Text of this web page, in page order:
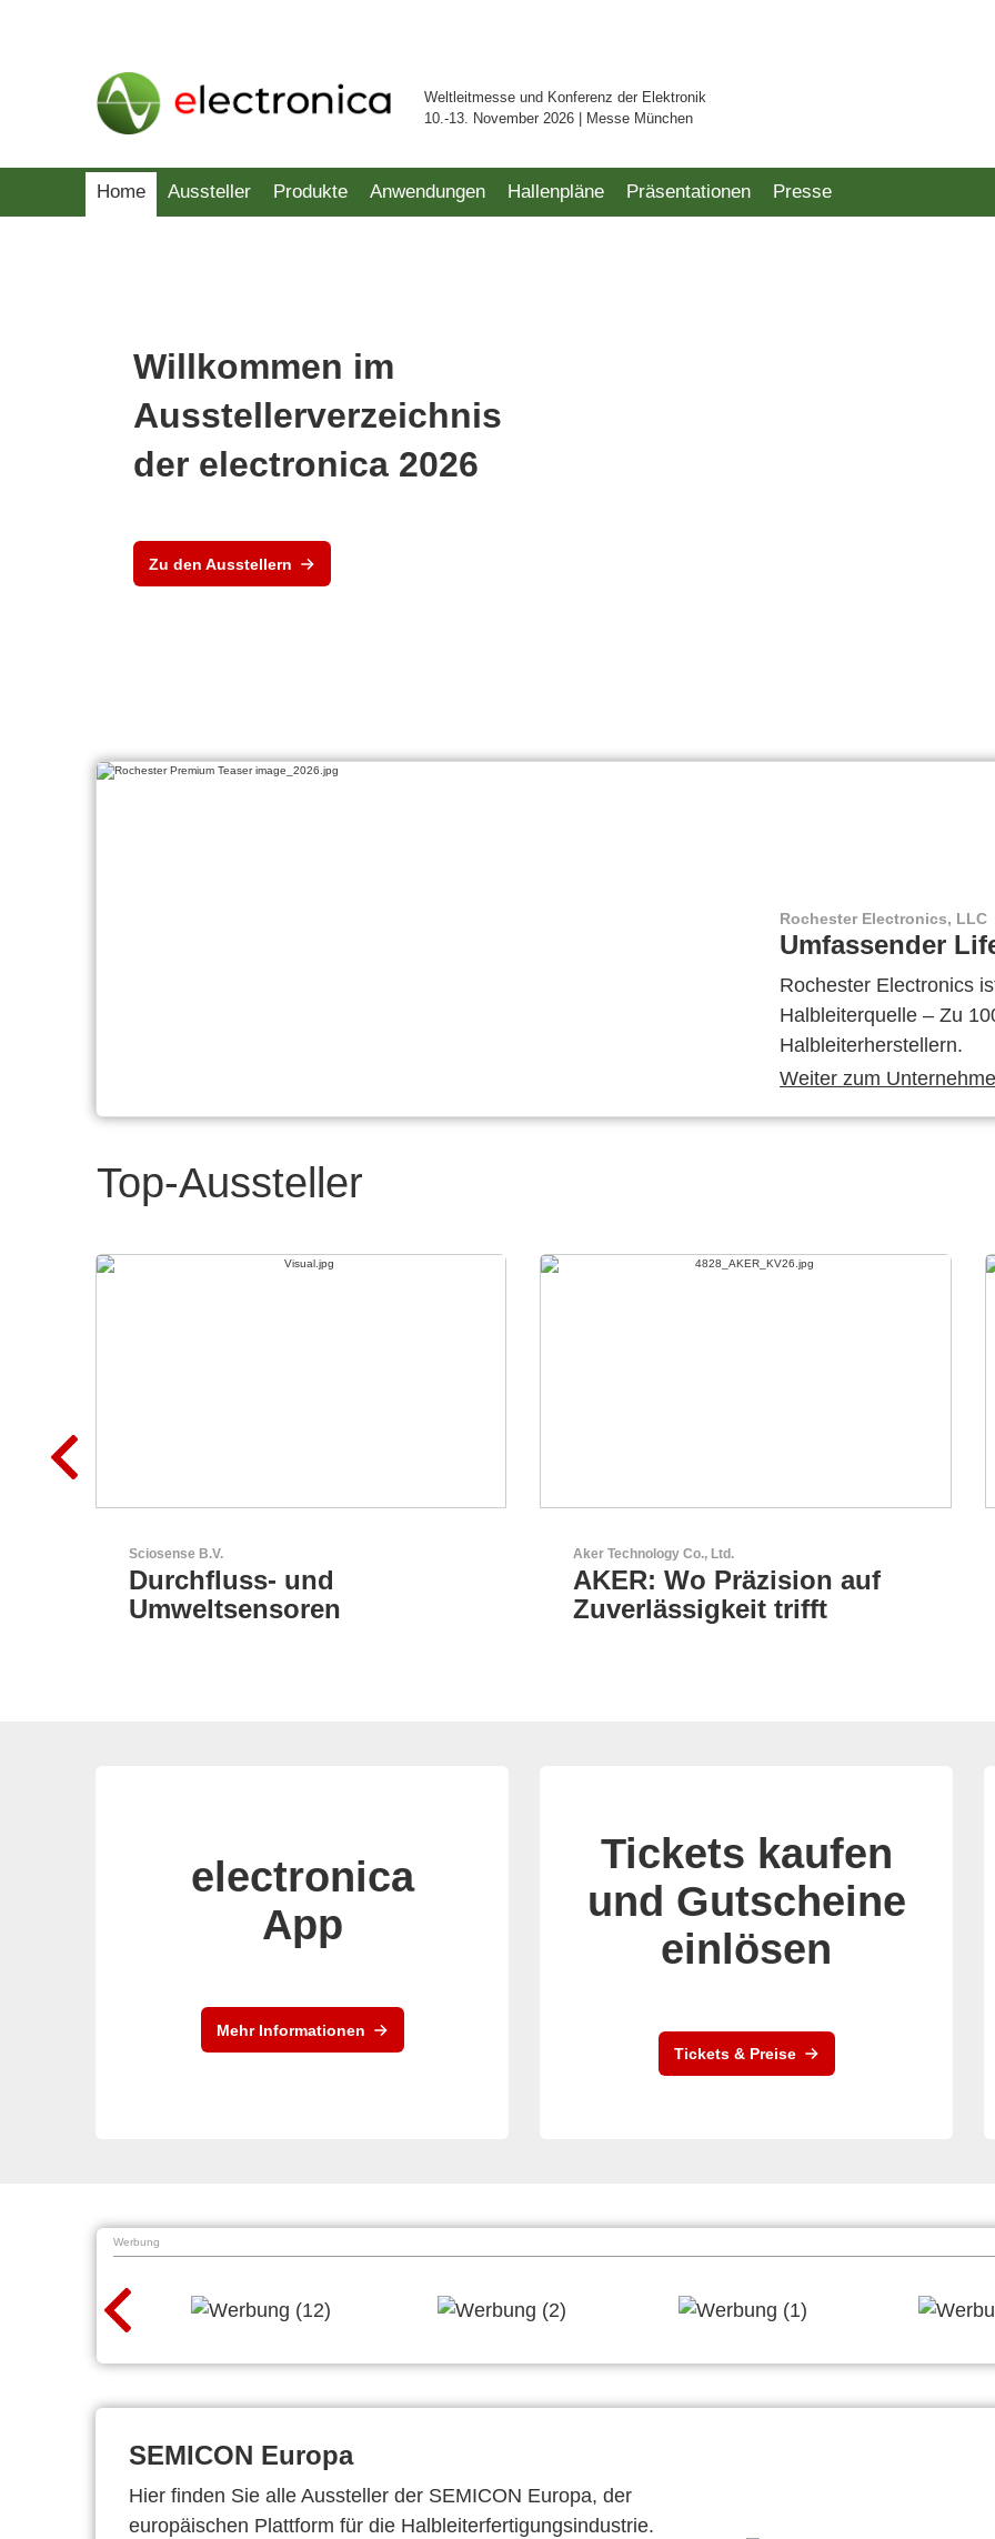
Weltleitmesse und Konferenz der Elektronik
10.-13. November 2026 | Messe München
Home Aussteller Produkte Anwendungen Hallenpläne Präsentationen Presse
Willkommen im
Ausstellerverzeichnis
der electronica 2026
Zu den Ausstellern
Rochester Electronics, LLC
Umfassender
Rochester Electronics
Halbleiterquelle – Zu
Halbleiterherstellern.
Weiter zum
Top-Aussteller
Aker Technology Co., Ltd.
AKER: Wo Präzision auf
Zuverlässigkeit trifft
AKTINA CDS GmbH
AKTINA CDS - Supply
Chain Solutions
electronica
App
Mehr Informationen
Tickets kaufen
und Gutscheine
einlösen
Tickets & Preise
Werbung
SEMICON Europa
Hier finden Sie alle Aussteller der SEMICON Europa, der
europäischen Plattform für die Halbleiterfertigungsindustrie.